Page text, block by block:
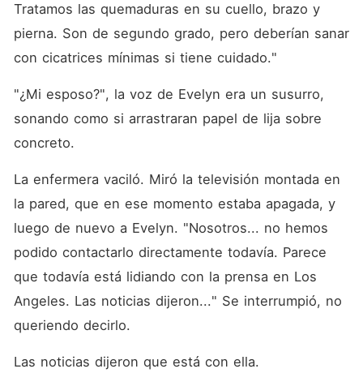
Tratamos las quemaduras en su cuello, brazo y
pierna. Son de segundo grado, pero deberían sanar
con cicatrices mínimas si tiene cuidado."
"¿Mi esposo?", la voz de Evelyn era un susurro,
sonando como si arrastraran papel de lija sobre
concreto.
La enfermera vaciló. Miró la televisión montada en
la pared, que en ese momento estaba apagada, y
luego de nuevo a Evelyn. "Nosotros... no hemos
podido contactarlo directamente todavía. Parece
que todavía está lidiando con la prensa en Los
Angeles. Las noticias dijeron..." Se interrumpió, no
queriendo decirlo.
Las noticias dijeron que está con ella.